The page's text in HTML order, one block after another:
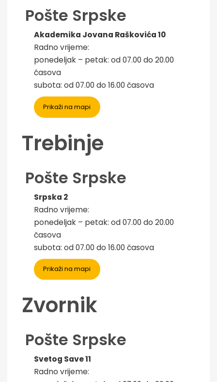
Pošte Srpske
Akademika Jovana Raškovića 10
Radno vrijeme:
ponedeljak – petak: od 07.00 do 20.00
časova
subota: od 07.00 do 16.00 časova
Prikaži na mapi
Trebinje
Pošte Srpske
Srpska 2
Radno vrijeme:
ponedeljak – petak: od 07.00 do 20.00
časova
subota: od 07.00 do 16.00 časova
Prikaži na mapi
Zvornik
Pošte Srpske
Svetog Save 11
Radno vrijeme: